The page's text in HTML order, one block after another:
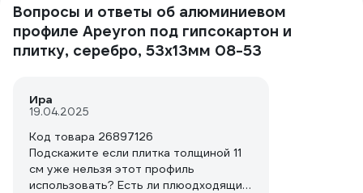
Вопросы и ответы об алюминиевом
профиле Apeyron под гипсокартон и
плитку, серебро, 53x13мм 08-53
Ира
19.04.2025
Код товара 26897126
Подскажите если плитка толщиной 11
см уже нельзя этот профиль
использовать? Есть ли плюодходящий